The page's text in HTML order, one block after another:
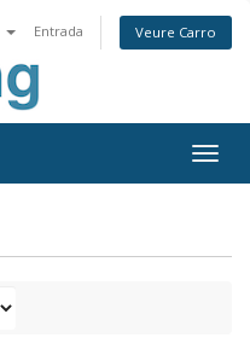
Entrada Veure Carro